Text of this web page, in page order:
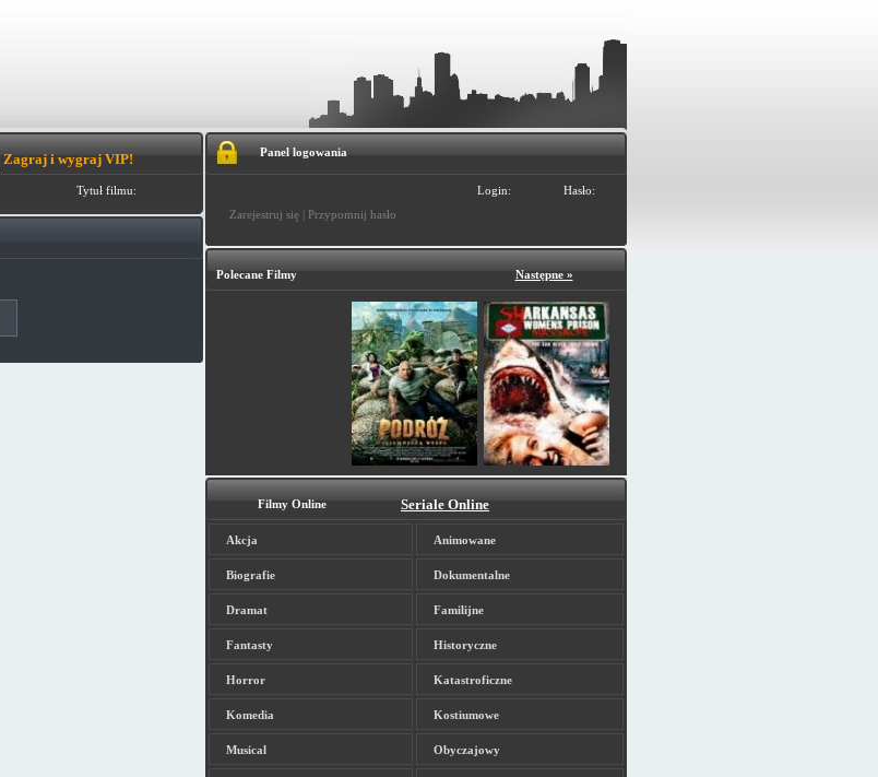
Zagraj i wygraj VIP!
Tytuł filmu:
Panel logowania
Login:
Hasło:
Zarejestruj się | Przypomnij hasło
Polecane Filmy Następne »
Filmy Online Seriale Online
Akcja Animowane
Biografie Dokumentalne
Dramat Familijne
Fantasty Historyczne
Horror Katastroficzne
Komedia Kostiumowe
Musical Obyczajowy